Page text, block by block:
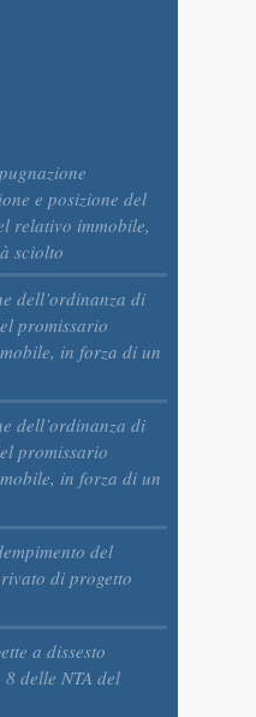
e posizione del
relativo immobile,
sciolto
dell’ordinanza di
promissario
in forza di un
dell’ordinanza di
promissario
in forza di un
del
di progetto
a dissesto
delle NTA del